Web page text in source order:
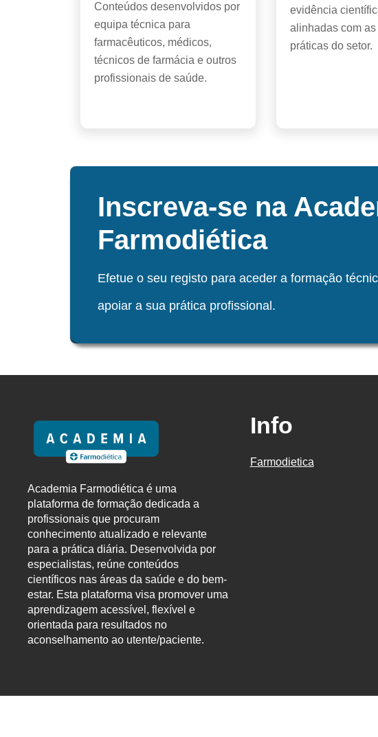
Conteúdos desenvolvidos por
equipa técnica para
farmacêuticos, médicos,
técnicos de farmácia e outros
profissionais de saúde.
evidência
alinhadas com
práticas do setor.
Inscreva-se na
Farmodiética
Efetue o seu registo para aceder a formação
apoiar a sua prática profissional.
Academia Farmodiética é uma
plataforma de formação dedicada a
profissionais que procuram
conhecimento atualizado e relevante
para a prática diária. Desenvolvida por
especialistas, reúne conteúdos
científicos nas áreas da saúde e do bem-
estar. Esta plataforma visa promover uma
aprendizagem acessível, flexível e
orientada para resultados no
aconselhamento ao utente/paciente.
Info
Farmodietica